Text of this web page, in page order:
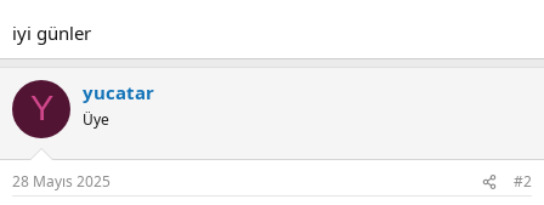
iyi günler
Y yucatar
Üye
28 Mayıs 2025 #2